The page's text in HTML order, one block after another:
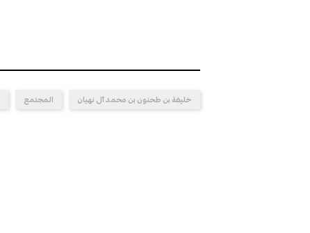
خليفة بن طحنون بن محمد آل نهيان المجتمع